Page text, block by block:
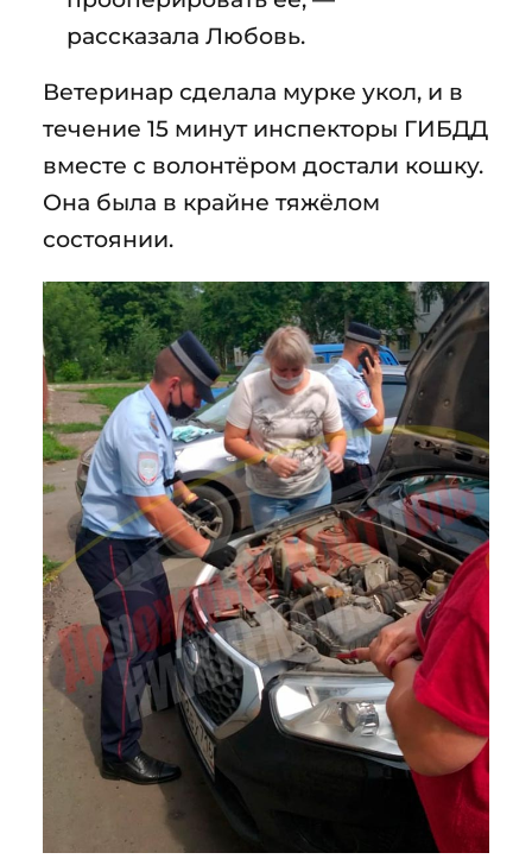
рассказала Любовь.
Ветеринар сделала мурке укол, и в
течение 15 минут инспекторы ГИБДД
вместе с волонтёром достали кошку.
Она была в крайне тяжёлом
состоянии.